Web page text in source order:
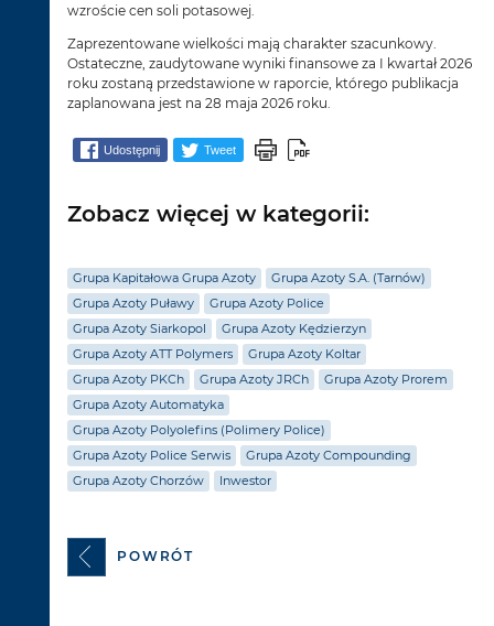
wzroście cen soli potasowej.
Zaprezentowane wielkości mają charakter szacunkowy.
Ostateczne, zaudytowane wyniki finansowe za I kwartał 2026
roku zostaną przedstawione w raporcie, którego publikacja
zaplanowana jest na 28 maja 2026 roku.
Udostępnij Tweet
Zobacz więcej w kategorii:
Grupa Kapitałowa Grupa Azoty
Grupa Azoty S.A. (Tarnów)
Grupa Azoty Puławy
Grupa Azoty Police
Grupa Azoty Siarkopol
Grupa Azoty Kędzierzyn
Grupa Azoty ATT Polymers
Grupa Azoty Koltar
Grupa Azoty PKCh
Grupa Azoty JRCh
Grupa Azoty Prorem
Grupa Azoty Automatyka
Grupa Azoty Polyolefins (Polimery Police)
Grupa Azoty Police Serwis
Grupa Azoty Compounding
Grupa Azoty Chorzów
Inwestor
POWRÓT